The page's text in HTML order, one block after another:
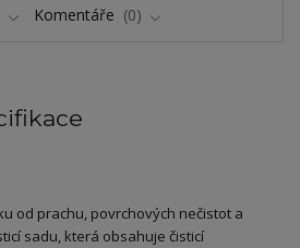
Komentáře 0
od prachu, povrchových nečistot a
sadu, která obsahuje čisticí